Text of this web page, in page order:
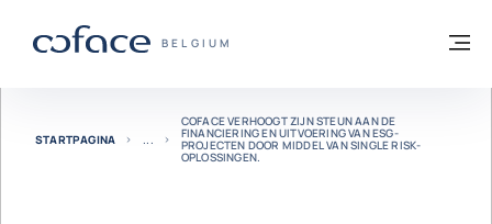
COFACE, FOR TRADE - GROEP WEBSITE
BELGIUM
Terug naar startpagina
STARTPAGINA
COFACE VERHOOGT ZIJN STEUN AAN DE
FINANCIERING EN UITVOERING VAN ESG-
PROJECTEN DOOR MIDDEL VAN SINGLE RISK-
OPLOSSINGEN.